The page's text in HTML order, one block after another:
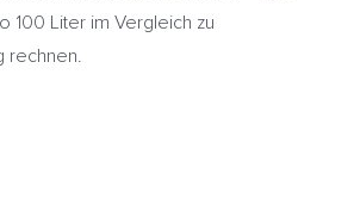
100 Liter im Vergleich zu
rechnen.